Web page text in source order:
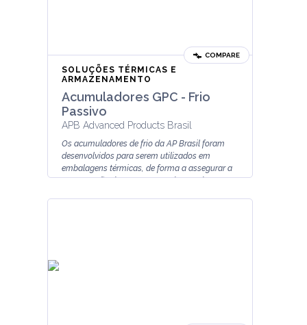
COMPARE
SOLUÇÕES TÉRMICAS E
ARMAZENAMENTO
Acumuladores GPC - Frio
Passivo
APB Advanced Products Brasil
Os acumuladores de frio da AP Brasil foram
desenvolvidos para serem utilizados em
embalagens térmicas, de forma a assegurar a
manutenção da temperatura dos prod...